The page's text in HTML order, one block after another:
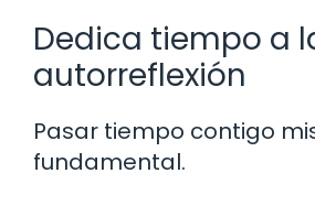
Dedica tiempo a
autorreflexión
Pasar tiempo contigo
fundamental.